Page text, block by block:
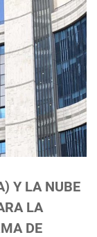
Y LA NUBE
LA
DE